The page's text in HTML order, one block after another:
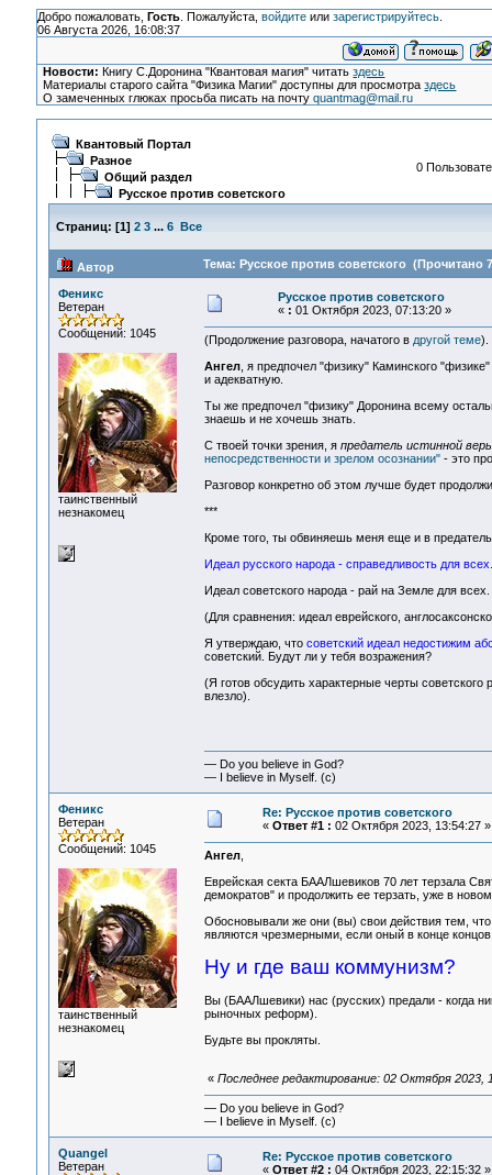
Добро пожаловать, Гость. Пожалуйста, войдитеили зарегистрируйтесь.
06 Августа 2026, 16:08:37
Новости: Книгу С.Доронина "Квантовая магия" читатьздесь
Материалы старого сайта "Физика Магии" доступны для просмотраздесь
О замеченных глюках просьба писать на почтуquantmag@mail.ru
Квантовый Портал
Разное
Общий раздел
Русское против советского
0
Страниц: [1] 2 3 ... 6 Все
Автор Тема: Русское против советского (Прочитано
Феникс
Ветеран
Сообщений: 1045
таинственный
незнакомец
Русское против советского
« : 01 Октября 2023, 07:13:20 »
(Продолжение разговора, начатого в другой теме).
Ангел, я предпочел "физику" Каминского
и адекватную.
Ты же предпочел "физику" Доронина всему
знаешь и не хочешь знать.
С твоей точки зрения, я предатель истинной
непосредственности и зрелом осознании"- это
Разговор конкретно об этом лучше будет
***
Кроме того, ты обвиняешь меня еще и в
Идеал русского народа - справедливость для всех.
Идеал советского народа - рай на Земле для всех.
(Для сравнения: идеал еврейского,
Я утверждаю, что советский идеал недостижим
советский. Будут ли у тебя возражения?
(Я готов обсудить характерные черты
влезло).
— Do you believe in God?
— I believe in Myself. (c)
Феникс
Ветеран
Сообщений: 1045
таинственный
незнакомец
Re: Русское против советского
« Ответ #1 : 02 Октября 2023, 13:54:27 »
Ангел,
Еврейская секта БААЛшевиков 70 лет терзала
демократов" и продолжить ее терзать, уже в
Обосновывали же они (вы) свои действия тем,
являются чрезмерными, если оный в конце концов
Ну и где ваш коммунизм?
Вы (БААЛшевики) нас (русских) предали - когда
рыночных реформ).
Будьте вы прокляты.
« Последнее редактирование: 02 Октября 2023,
— Do you believe in God?
— I believe in Myself. (c)
Quangel
Ветеран
Re: Русское против советского
« Ответ #2 : 04 Октября 2023, 22:15:32 »